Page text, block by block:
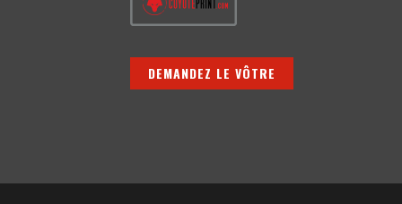
DEMANDEZ LE VÔTRE